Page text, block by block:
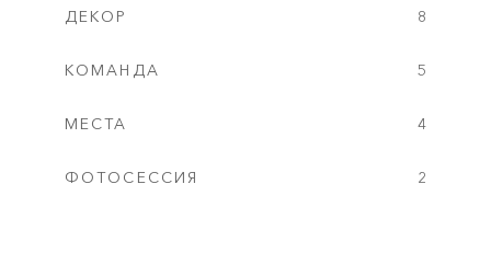
ДЕКОР 8
КОМАНДА 5
МЕСТА 4
ФОТОСЕССИЯ 2